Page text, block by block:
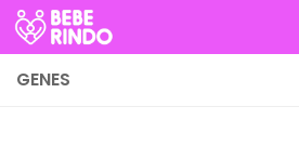
Skip to content
GENES